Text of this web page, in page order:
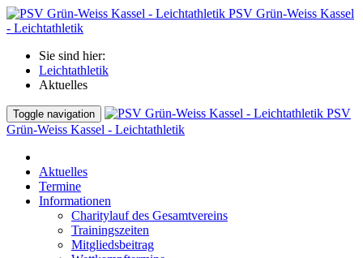
PSV Grün-Weiss Kassel
- Leichtathletik
Sie sind hier:
Leichtathletik
Aktuelles
Toggle navigation
PSV
Grün-Weiss Kassel - Leichtathletik
Aktuelles
Termine
Informationen
Charitylauf des Gesamtvereins
Trainingszeiten
Mitgliedsbeitrag